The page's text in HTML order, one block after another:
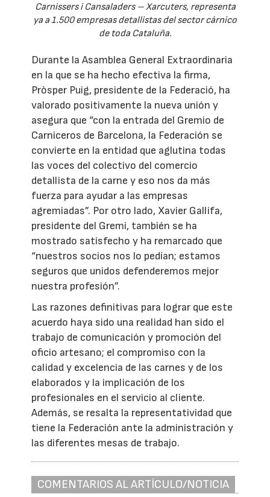
Carnissers i Cansaladers – Xarcuters, representa
ya a 1.500 empresas detallistas del sector cárnico
de toda Cataluña.
Durante la Asamblea General Extraordinaria
en la que se ha hecho efectiva la firma,
Pròsper Puig, presidente de la Federació, ha
valorado positivamente la nueva unión y
asegura que “con la entrada del Gremio de
Carniceros de Barcelona, la Federación se
convierte en la entidad que aglutina todas
las voces del colectivo del comercio
detallista de la carne y eso nos da más
fuerza para ayudar a las empresas
agremiadas”. Por otro lado, Xavier Gallifa,
presidente del Gremi, también se ha
mostrado satisfecho y ha remarcado que
“nuestros socios nos lo pedían; estamos
seguros que unidos defenderemos mejor
nuestra profesión”.
Las razones definitivas para lograr que este
acuerdo haya sido una realidad han sido el
trabajo de comunicación y promoción del
oficio artesano; el compromiso con la
calidad y excelencia de las carnes y de los
elaborados y la implicación de los
profesionales en el servicio al cliente.
Además, se resalta la representatividad que
tiene la Federación ante la administración y
las diferentes mesas de trabajo.
COMENTARIOS AL ARTÍCULO/NOTICIA